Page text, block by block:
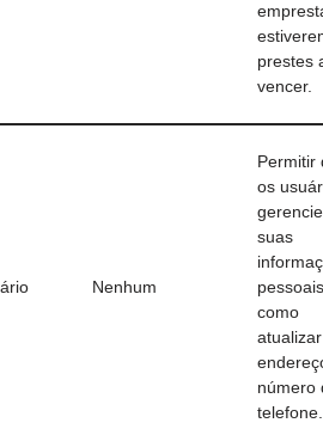
prestes
vencer.
Nenhum
Permitir
os
suas
como
número
telefone.